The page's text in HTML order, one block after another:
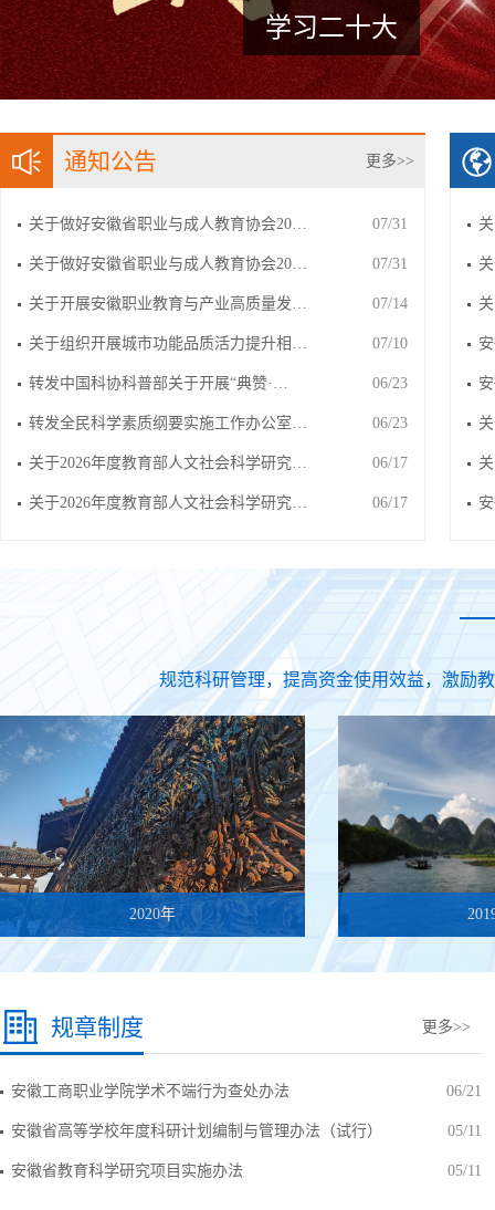
学习二十大
通知公告 更多>>
关于做好安徽省职业与成人教育协会20… 07/31
关于做好安徽省职业与成人教育协会20… 07/31
关于开展安徽职业教育与产业高质量发… 07/14
关于组织开展城市功能品质活力提升相… 07/10
转发中国科协科普部关于开展“典赞·… 06/23
转发全民科学素质纲要实施工作办公室… 06/23
关于2026年度教育部人文社会科学研究… 06/17
关于2026年度教育部人文社会科学研究… 06/17
规范科研管理，提高资金使用效益，激励
2020年
规章制度 更多>>
安徽工商职业学院学术不端行为查处办法 06/21
安徽省高等学校年度科研计划编制与管理办法（试行） 05/11
安徽省教育科学研究项目实施办法 05/11